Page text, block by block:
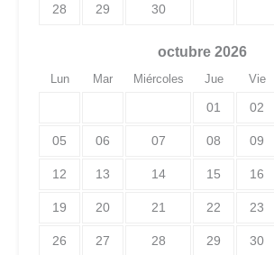
28 29 30
octubre 2026
Lun Mar Miércoles Jue Vie
01 02
05 06 07 08 09
12 13 14 15 16
19 20 21 22 23
26 27 28 29 30